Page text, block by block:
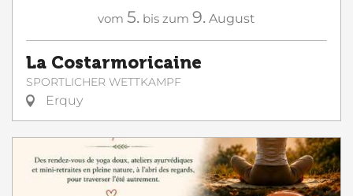
vom 5. bis zum 9. August
La Costarmoricaine
SPORTLICHER WETTKAMPF
Erquy